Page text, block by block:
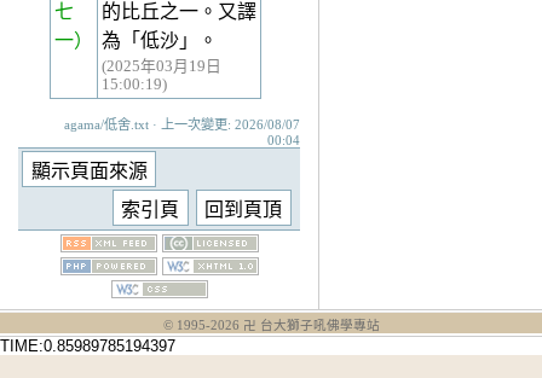
七
一）
的比丘之一。又譯
為「低沙」。
(2025年03月19日
15:00:19)
agama/低舍.txt · 上一次變更: 2026/08/07
00:04
© 1995-2026 卍 台大獅子吼佛學專站
TIME:0.85989785194397